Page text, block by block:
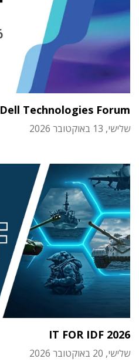
Dell Technologies Forum
שלישי, 13 באוקטובר 2026
IT FOR IDF 2026
שלישי, 20 באוקטובר 2026